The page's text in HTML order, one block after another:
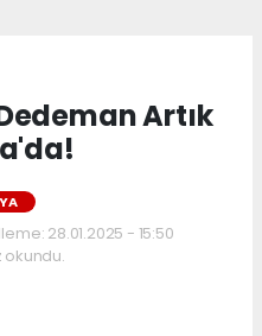
Artık
28.01.2025 - 15:50
okundu.